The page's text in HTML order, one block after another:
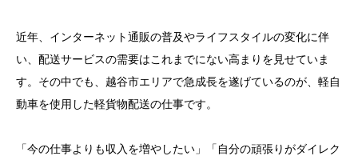
近年、インターネット通販の普及やライフスタイルの変化に伴
い、配送サービスの需要はこれまでにない高まりを見せていま
す。その中でも、越谷市エリアで急成長を遂げているのが、軽自
動車を使用した軽貨物配送の仕事です。
「今の仕事よりも収入を増やしたい」「自分の頑張りがダイレク